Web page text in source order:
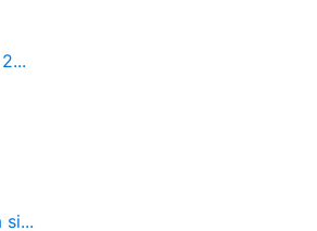
si...